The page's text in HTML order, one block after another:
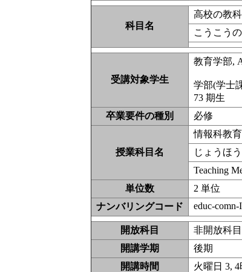
科目名
高校の教
こうこう
受講対象学生
教育学部,
学部(学士
73 期生
卒業要件の種別
必修
授業科目名
情報科教
じょうほ
Teaching
単位数
2 単位
ナンバリングコード
educ-
開放科目
非開放
開講学期
後期
開講時間
火曜日 3, 4